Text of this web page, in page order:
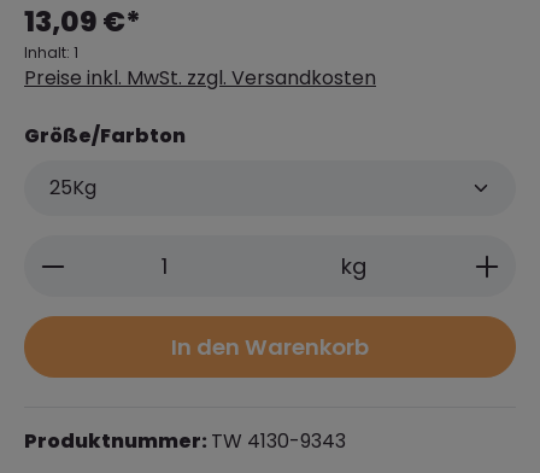
13,09 €*
Inhalt: 1
Preise inkl. MwSt. zzgl. Versandkosten
Größe/Farbton
Produkt Anzahl: Gib den
kg
In den Warenkorb
Produktnummer: TW 4130-9343